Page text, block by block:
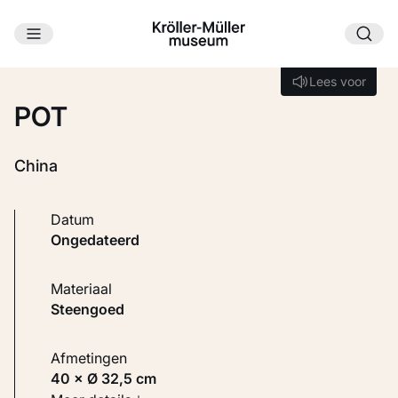
Ga naar hoofdinhoud
Lees voor
Lees voor
POT
China
Datum
ongedateerd
Materiaal
Steengoed
Afmetingen
40 × Ø 32,5 cm